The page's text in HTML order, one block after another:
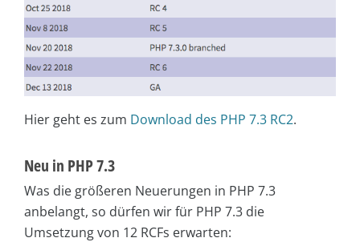
Hier geht es zum Download des PHP 7.3 RC2.
Neu in PHP 7.3
Was die größeren Neuerungen in PHP 7.3
anbelangt, so dürfen wir für PHP 7.3 die
Umsetzung von 12 RCFs erwarten: